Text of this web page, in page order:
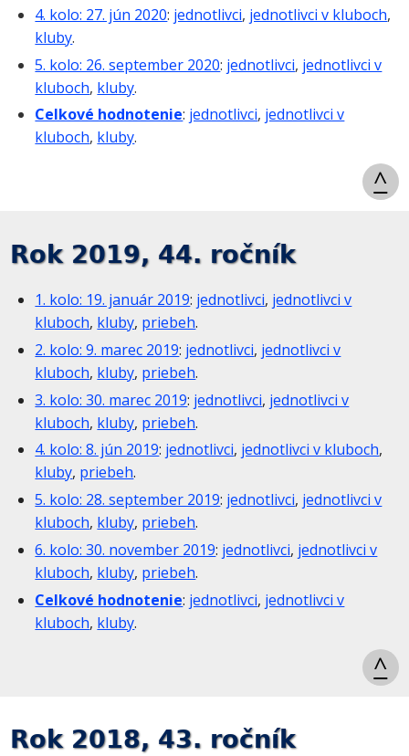
4. kolo: 27. jún 2020: jednotlivci, jednotlivci v kluboch,
kluby.
5. kolo: 26. september 2020: jednotlivci, jednotlivci v
kluboch, kluby.
Celkové hodnotenie: jednotlivci, jednotlivci v
kluboch, kluby.
^
Rok 2019, 44. ročník
1. kolo: 19. január 2019: jednotlivci, jednotlivci v
kluboch, kluby, priebeh.
2. kolo: 9. marec 2019: jednotlivci, jednotlivci v
kluboch, kluby, priebeh.
3. kolo: 30. marec 2019: jednotlivci, jednotlivci v
kluboch, kluby, priebeh.
4. kolo: 8. jún 2019: jednotlivci, jednotlivci v kluboch,
kluby, priebeh.
5. kolo: 28. september 2019: jednotlivci, jednotlivci v
kluboch, kluby, priebeh.
6. kolo: 30. november 2019: jednotlivci, jednotlivci v
kluboch, kluby, priebeh.
Celkové hodnotenie: jednotlivci, jednotlivci v
kluboch, kluby.
^
Rok 2018, 43. ročník